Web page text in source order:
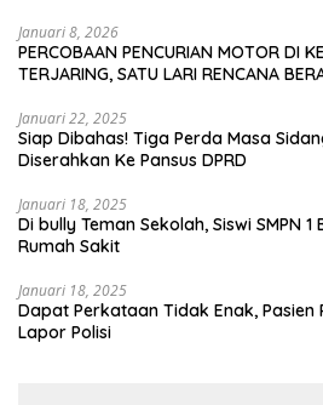
Januari 8, 2026
PERCOBAAN PENCURIAN MOTOR DI
TERJARING, SATU LARI RENCANA
Januari 22, 2025
Siap Dibahas! Tiga Perda Masa
Diserahkan Ke Pansus DPRD
Januari 18, 2025
Di bully Teman Sekolah, Siswi SMPN
Rumah Sakit
Januari 18, 2025
Dapat Perkataan Tidak Enak, Pasien
Lapor Polisi